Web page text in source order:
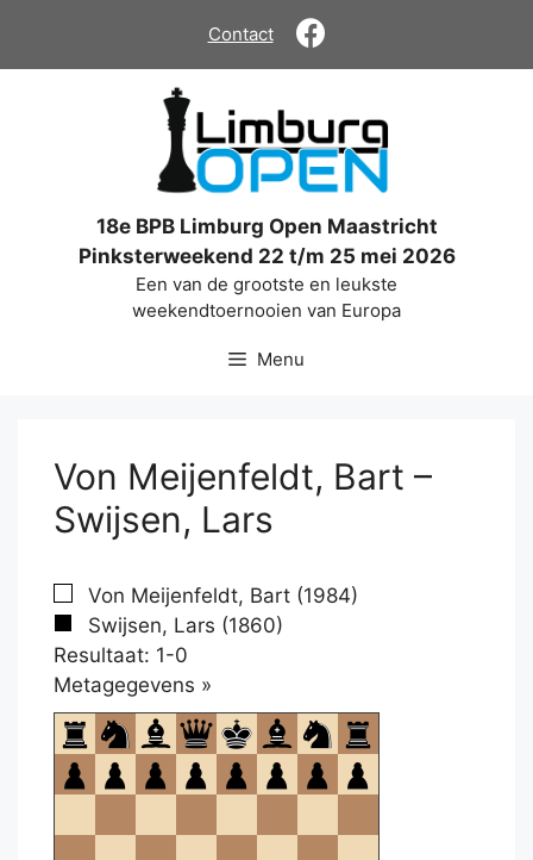
de
Contact
18e BPB Limburg Open Maastricht
Pinksterweekend 22 t/m 25 mei 2026
Een van de grootste en leukste
weekendtoernooien van Europa
Menu
Von Meijenfeldt, Bart –
Swijsen, Lars
Von Meijenfeldt, Bart (1984)
Swijsen, Lars (1860)
Resultaat: 1-0
Metagegevens »
om
te
openen.